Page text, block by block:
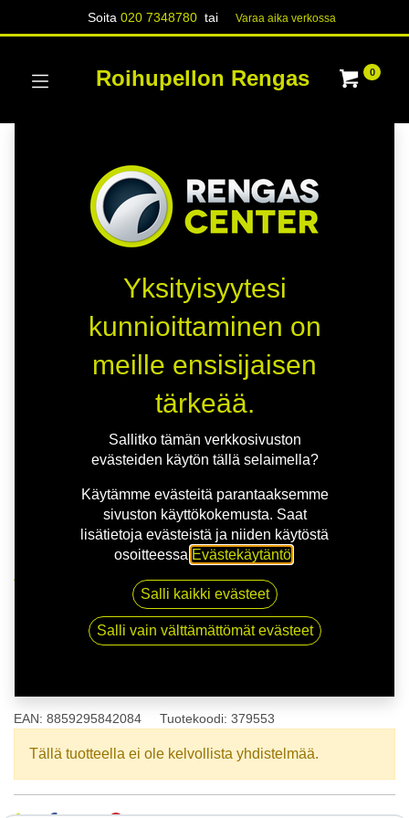
Soita020 7348780 tai Varaa aika verk​​​​ossa
Roihupellon Rengas 0
175/65R14 86T ROADHOG RGS02 XL
175/65R14 86T ROADHOG
EAN: 8859295842084 Tuotekoodi: 379553
Tällä tuotteella ei ole kelvollista yhdistelmää.
Yksityisyytesi
kunnioittaminen on
meille ensisijaisen
tärkeää.
Sallitko tämän verkkosivuston
evästeiden käytön tällä selaimella?
Käytämme evästeitä parantaaksemme
sivuston käyttökokemusta. Saat
lisätietoja evästeistä ja niiden käytöstä
osoitteessa Evästekäytäntö
Salli kaikki evästeet
Salli vain välttämättömät evästeet